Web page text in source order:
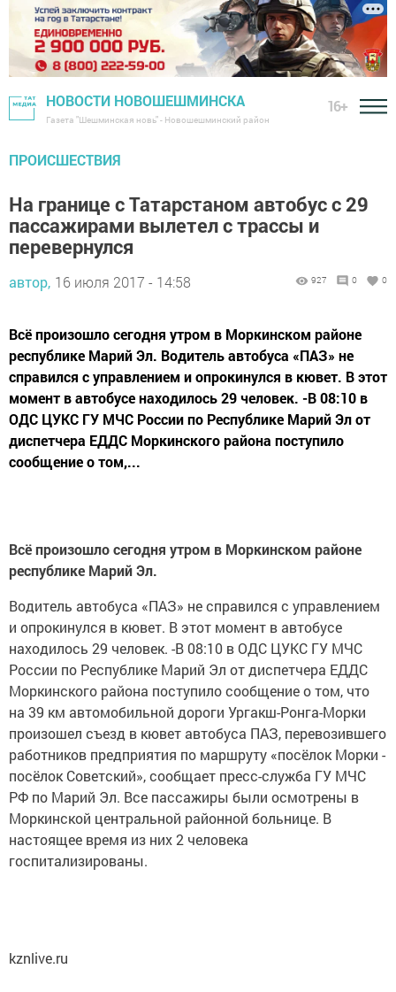
НОВОСТИ НОВОШЕШМИНСКА
Газета "Шешминская новь" - Новошешминский район
16+
ПРОИСШЕСТВИЯ
На границе с Татарстаном автобус с 29
пассажирами вылетел с трассы и
перевернулся
автор, 16 июля 2017 - 14:58 927 0 0
Всё произошло сегодня утром в Моркинском районе
республике Марий Эл. Водитель автобуса «ПАЗ» не
справился с управлением и опрокинулся в кювет. В этот
момент в автобусе находилось 29 человек. -В 08:10 в
ОДС ЦУКС ГУ МЧС России по Республике Марий Эл от
диспетчера ЕДДС Моркинского района поступило
сообщение о том,...
Всё произошло сегодня утром в Моркинском районе
республике Марий Эл.
Водитель автобуса «ПАЗ» не справился с управлением
и опрокинулся в кювет. В этот момент в автобусе
находилось 29 человек. -В 08:10 в ОДС ЦУКС ГУ МЧС
России по Республике Марий Эл от диспетчера ЕДДС
Моркинского района поступило сообщение о том, что
на 39 км автомобильной дороги Ургакш-Ронга-Морки
произошел съезд в кювет автобуса ПАЗ, перевозившего
работников предприятия по маршруту «посёлок Морки -
посёлок Советский», сообщает пресс-служба ГУ МЧС
РФ по Марий Эл. Все пассажиры были осмотрены в
Моркинской центральной районной больнице. В
настоящее время из них 2 человека
госпитализированы.
kznlive.ru